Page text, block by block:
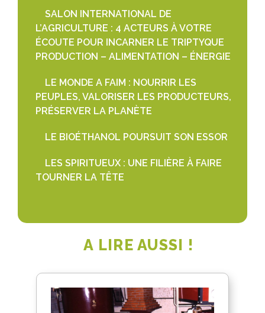
SALON INTERNATIONAL DE
L’AGRICULTURE : 4 ACTEURS À VOTRE
ÉCOUTE POUR INCARNER LE TRIPTYQUE
PRODUCTION – ALIMENTATION – ÉNERGIE
LE MONDE A FAIM : NOURRIR LES
PEUPLES, VALORISER LES PRODUCTEURS,
PRÉSERVER LA PLANÈTE
LE BIOÉTHANOL POURSUIT SON ESSOR
LES SPIRITUEUX : UNE FILIÈRE À FAIRE
TOURNER LA TÊTE
A LIRE AUSSI !